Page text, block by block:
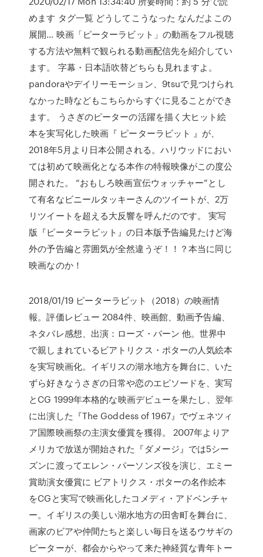
めます タグ一覧 どうしてこうなった なんだよこの
展開… 映画「ピーターラビット」の動画をフル視聴
する方法や無料で観られる動画配信先を紹介してい
ます。 字幕・日本語吹替どちらも見れますよ。
pandoraやデイリーモーション、9tsuで見つけられ
なかった時などもこちらからすぐに見ることができ
ます。 うさぎのピーターの活躍を描く大ヒット絵
本を実写化した映画『 ピーターラビット 』が、
2018年5月より日本公開される。ハリウッドにおい
ては初めて映画化となる本作の特報映像がこの度公
開された。 “おもしろ映画宣伝ウォッチャー”とし
て有名なビニールタッキーさんのツイートが、2万
リツイートを超える大反響を呼んだのです。 実写
版『ピーターラビット』の日本版予告編見たけど海
外の予告編と雰囲気が全然違うぞ！！？本当に同じ
映画なのか！
2018/01/19 ピーターラビット（2018）の映画情
報。評価レビュー 2084件、映画館、動画予告編、
ネタバレ感想、出演：ローズ・バーン 他。世界中
で親しまれているビアトリクス・ポターの人気絵本
を実写映画化。イギリスの湖水地方を舞台に、いた
ずら好きなうさぎの日常や恋のエピソードを、実写
とCG 1999年本格的な映画デビューを果たし、翌年
に出演した『The Goddess of 1967』でヴェネツィ
ア国際映画祭の主演女優賞を獲得。 2007年よりア
メリカで放送が開始された『ダメージ』では5シー
ズンに渡ってエレン・パーソンズ役を演じ、エミー
賞助演女優賞に ビアトリクス・ポターの名作絵本
をCGと実写で映画化したコメディ・アドベンチャ
ー。イギリスの美しい湖水地方の田舎町を舞台に、
画家のビアや仲間たちと楽しい毎日を送るウサギの
ピーターが、都会からやって来た神経質な青年トー